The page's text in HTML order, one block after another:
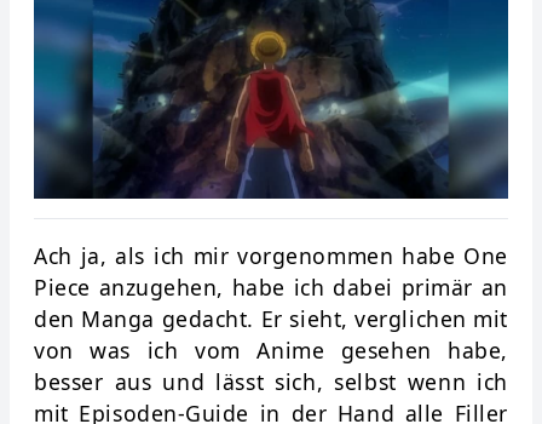
Ach ja, als ich mir vorgenommen habe One
Piece anzugehen, habe ich dabei primär an
den Manga gedacht. Er sieht, verglichen mit
von was ich vom Anime gesehen habe,
besser aus und lässt sich, selbst wenn ich
mit Episoden-Guide in der Hand alle Filler